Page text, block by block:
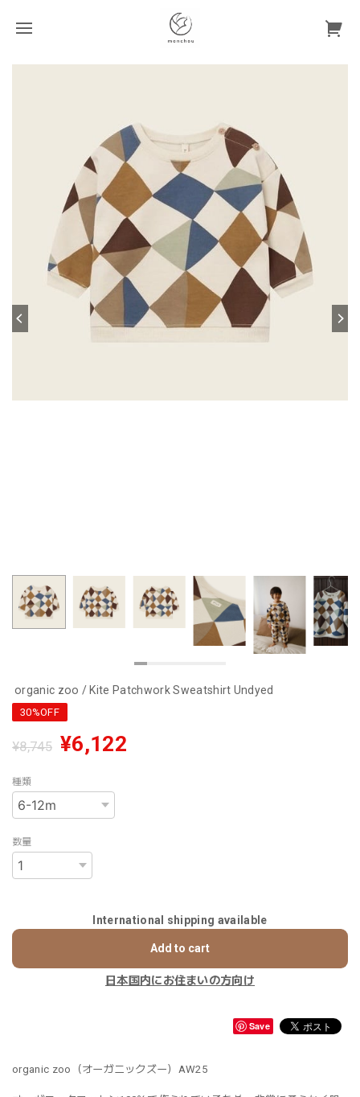
organic zoo / Kite Patchwork Sweatshirt Undyed
30%OFF
¥8,745 ¥6,122
種類
数量
International shipping available
Add to cart
日本国内にお住まいの方向け
Save
organic zoo（オーガニックズー）AW25